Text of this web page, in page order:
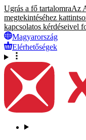
Ugrás a fő tartalomraAz
megtekintéséhez
kapcsolatos kérdéseivel
Magyarország
Elérhetőségek